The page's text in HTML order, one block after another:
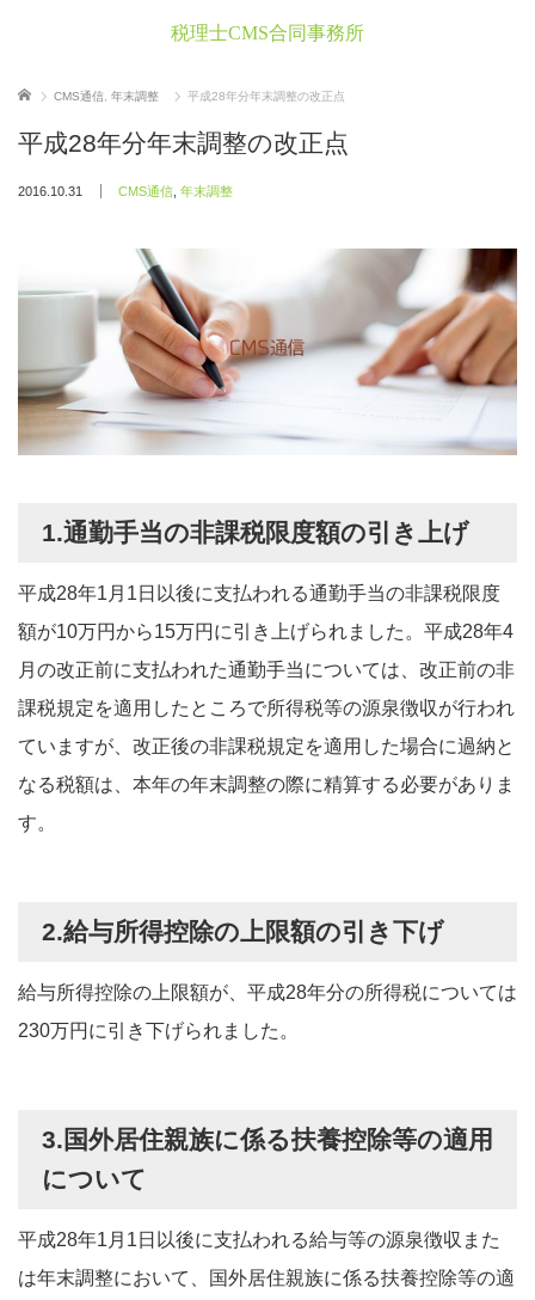
税理士CMS合同事務所
ホーム CMS通信 年末調整 平成28年分年末調整の改正点
平成28年分年末調整の改正点
2016.10.31 CMS通信 年末調整
1.通勤手当の非課税限度額の引き上げ
平成28年1月1日以後に支払われる通勤手当の非課税限度
額が10万円から15万円に引き上げられました。平成28年4
月の改正前に支払われた通勤手当については、改正前の非
課税規定を適用したところで所得税等の源泉徴収が行われ
ていますが、改正後の非課税規定を適用した場合に過納と
なる税額は、本年の年末調整の際に精算する必要がありま
す。
2.給与所得控除の上限額の引き下げ
給与所得控除の上限額が、平成28年分の所得税については
230万円に引き下げられました。
3.国外居住親族に係る扶養控除等の適用
について
平成28年1月1日以後に支払われる給与等の源泉徴収また
は年末調整において、国外居住親族に係る扶養控除等の適